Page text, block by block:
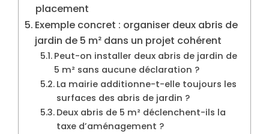
placement
Exemple concret : organiser deux abris de
jardin de 5 m² dans un projet cohérent
Peut-on installer deux abris de jardin de
5 m² sans aucune déclaration ?
La mairie additionne-t-elle toujours les
surfaces des abris de jardin ?
Deux abris de 5 m² déclenchent-ils la
taxe d’aménagement ?